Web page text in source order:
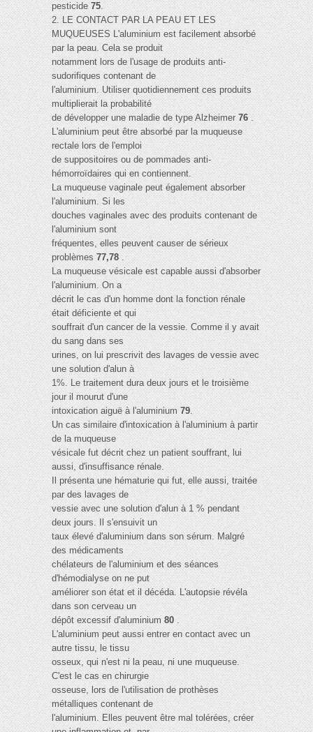
pesticide75.
2. LE CONTACT PAR LA PEAU ET LES
MUQUEUSES L'aluminium est facilement absorbé
par la peau. Cela se produit
notamment lors de l'usage de produits anti-
sudorifiques contenant de
l'aluminium. Utiliser quotidiennement ces produits
multiplierait la probabilité
de développer une maladie de type Alzheimer76.
L'aluminium peut être absorbé par la muqueuse
rectale lors de l'emploi
de suppositoires ou de pommades anti-
hémorroïdaires qui en contiennent.
La muqueuse vaginale peut également absorber
l'aluminium. Si les
douches vaginales avec des produits contenant de
l'aluminium sont
fréquentes, elles peuvent causer de sérieux
problèmes77,78.
La muqueuse vésicale est capable aussi d'absorber
l'aluminium. On a
décrit le cas d'un homme dont la fonction rénale
était déficiente et qui
souffrait d'un cancer de la vessie. Comme il y avait
du sang dans ses
urines, on lui prescrivit des lavages de vessie avec
une solution d'alun à
1%. Le traitement dura deux jours et le troisième
jour il mourut d'une
intoxication aiguë à l'aluminium79.
Un cas similaire d'intoxication à l'aluminium à partir
de la muqueuse
vésicale fut décrit chez un patient souffrant, lui
aussi, d'insuffisance rénale.
Il présenta une hématurie qui fut, elle aussi, traitée
par des lavages de
vessie avec une solution d'alun à 1 % pendant
deux jours. Il s'ensuivit un
taux élevé d'aluminium dans son sérum. Malgré
des médicaments
chélateurs de l'aluminium et des séances
d'hémodialyse on ne put
améliorer son état et il décéda. L'autopsie révéla
dans son cerveau un
dépôt excessif d'aluminium80.
L'aluminium peut aussi entrer en contact avec un
autre tissu, le tissu
osseux, qui n'est ni la peau, ni une muqueuse.
C'est le cas en chirurgie
osseuse, lors de l'utilisation de prothèses
métalliques contenant de
l'aluminium. Elles peuvent être mal tolérées, créer